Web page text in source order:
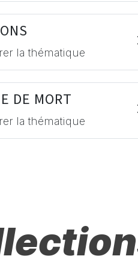
la thématique
DE MORT
la thématique